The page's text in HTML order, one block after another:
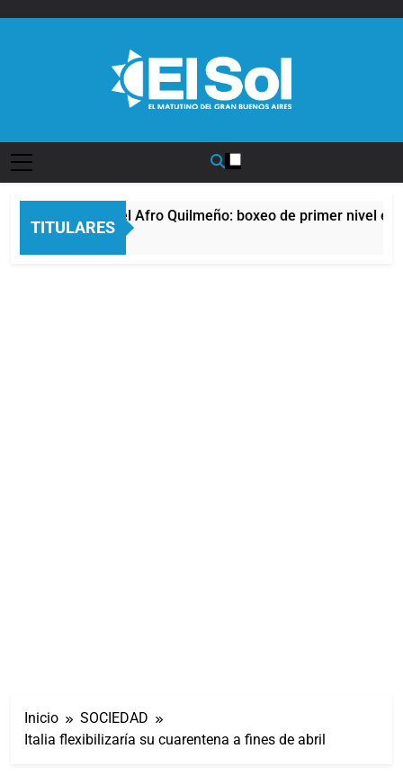
TITULARES
La noche del Afro Quilmeño: boxeo de primer nivel en
8 Horas Atrás
Inicio
SOCIEDAD
Italia flexibilizaría su cuarentena a fines de abril